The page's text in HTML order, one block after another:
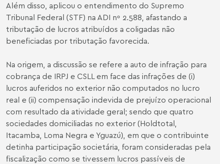
Além disso, aplicou o entendimento do Supremo
Tribunal Federal (STF) na ADI nº 2.588, afastando a
tributação de lucros atribuídos a coligadas não
beneficiadas por tributação favorecida.
Na origem, a discussão se refere a auto de infração para
cobrança de IRPJ e CSLL em face das infrações de (i)
lucros auferidos no exterior não computados no lucro
real e (ii) compensação indevida de prejuízo operacional
com resultado da atividade geral; sendo que quatro
sociedades domiciliadas no exterior (Holdtotal,
Itacamba, Loma Negra e Yguazú), em que o contribuinte
detinha participação societária, foram consideradas pela
fiscalização como se tivessem lucros passíveis de